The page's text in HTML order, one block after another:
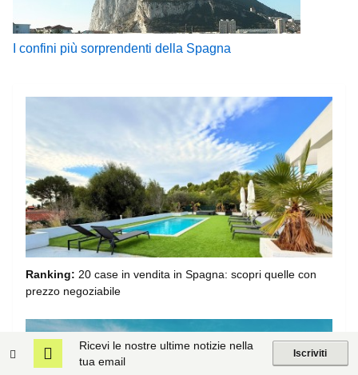
Ricevi le nostre ultime notizie nella
tua email
Iscriviti
I confini più sorprendenti della Spagna
Ranking: 20 case in vendita in Spagna: scopri quelle con
prezzo negoziabile